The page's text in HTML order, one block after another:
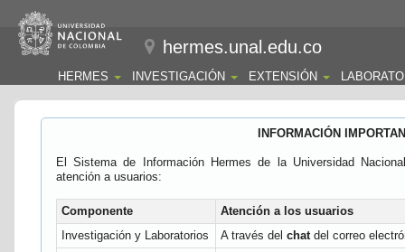
hermes.unal.edu.co
HERMES INVESTIGACIÓN EXTENSIÓN
INFORMACIÓN
El Sistema de Información Hermes de la Universidad
atención a usuarios:
Componente
Atención a los usuarios
Investigación y Laboratorios
A través del chatdel correo